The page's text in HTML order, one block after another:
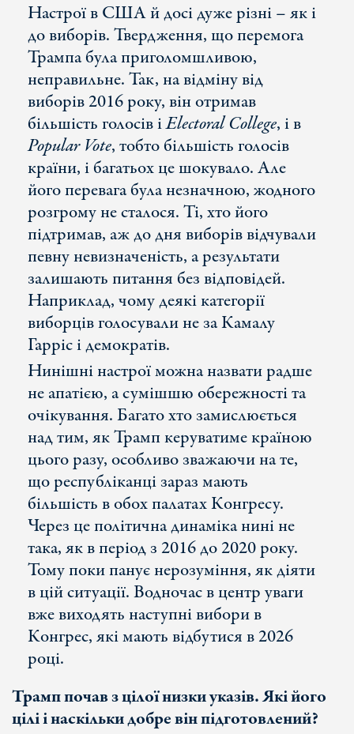
Настрої в США й досі дуже різні – як і
до виборів. Твердження, що перемога
Трампа була приголомшливою,
неправильне. Так, на відміну від
виборів 2016 року, він отримав
більшість голосів іElectoral College, і в
Popular Vote, тобто більшість голосів
країни, і багатьох це шокувало. Але
його перевага була незначною, жодного
розгрому не сталося. Ті, хто його
підтримав, аж до дня виборів відчували
певну невизначеність, а результати
залишають питання без відповідей.
Наприклад, чому деякі категорії
виборців голосували не за Камалу
Гарріс і демократів.
Нинішні настрої можна назвати радше
не апатією, а сумішшю обережності та
очікування. Багато хто замислюється
над тим, як Трамп керуватиме країною
цього разу, особливо зважаючи на те,
що республіканці зараз мають
більшість в обох палатах Конгресу.
Через це політична динаміка нині не
така, як в період з 2016 до 2020 року.
Тому поки панує нерозуміння, як діяти
в цій ситуації. Водночас в центр уваги
вже виходять наступні вибори в
Конгрес, які мають відбутися в 2026
році.
Трамп почав з цілої низки указів. Які його
цілі і наскільки добре він підготовлений?